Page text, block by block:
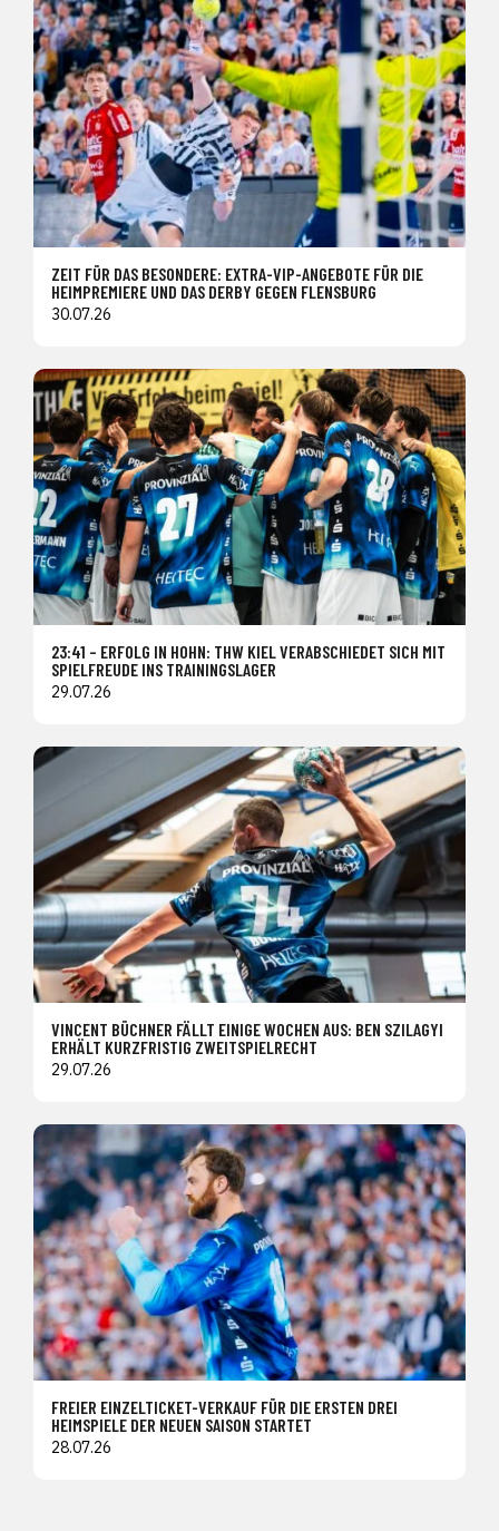
ZEIT FÜR DAS BESONDERE: EXTRA-VIP-ANGEBOTE FÜR DIE
HEIMPREMIERE UND DAS DERBY GEGEN FLENSBURG
30.07.26
23:41 – ERFOLG IN HOHN: THW KIEL VERABSCHIEDET SICH MIT
SPIELFREUDE INS TRAININGSLAGER
29.07.26
VINCENT BÜCHNER FÄLLT EINIGE WOCHEN AUS: BEN SZILAGYI
ERHÄLT KURZFRISTIG ZWEITSPIELRECHT
29.07.26
FREIER EINZELTICKET-VERKAUF FÜR DIE ERSTEN DREI
HEIMSPIELE DER NEUEN SAISON STARTET
28.07.26